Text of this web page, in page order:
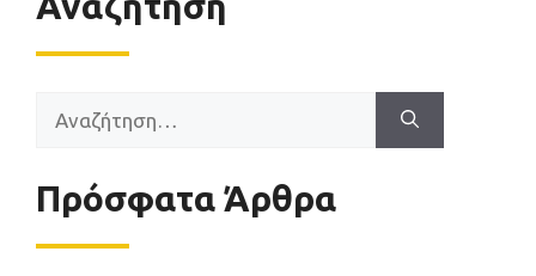
για:
Πρόσφατα Άρθρα